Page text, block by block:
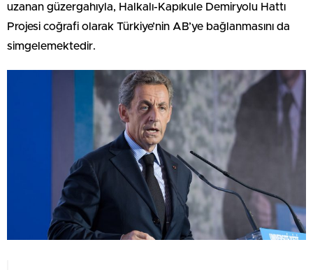
uzanan güzergahıyla, Halkalı-Kapıkule Demiryolu Hattı
Projesi coğrafi olarak Türkiye’nin AB’ye bağlanmasını da
simgelemektedir.